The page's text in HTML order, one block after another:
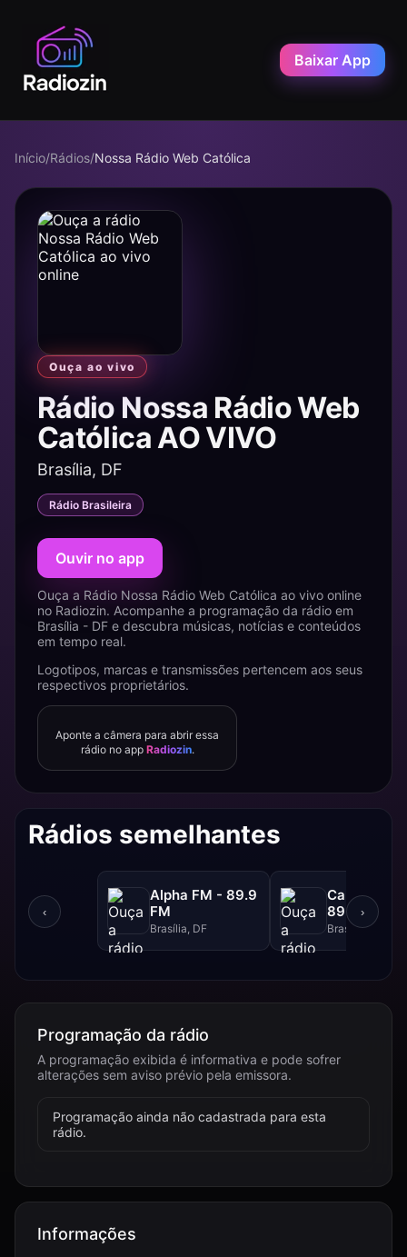
Baixar App
Início/Rádios/Nossa Rádio Web Católica
Ouça ao vivo
Rádio Nossa Rádio Web
Católica AO VIVO
Brasília, DF
Rádio Brasileira
Ouvir no app
Ouça a Rádio Nossa Rádio Web Católica ao vivo online
no Radiozin. Acompanhe a programação da rádio em
Brasília - DF e descubra músicas, notícias e conteúdos
em tempo real.
Logotipos, marcas e transmissões pertencem aos seus
respectivos proprietários.
Aponte a câmera para abrir essa
rádio no app Radiozin.
Rádios semelhantes
‹
Alpha FM - 89.9
FM
Brasília, DF
Canção
89.1 FM
Brasília, DF
›
Programação da rádio
A programação exibida é informativa e pode sofrer
alterações sem aviso prévio pela emissora.
Programação ainda não cadastrada para esta
rádio.
Informações